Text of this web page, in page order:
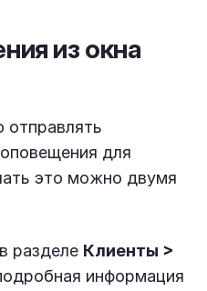
из окна
для
это можно двумя
разделе Клиенты >
информация